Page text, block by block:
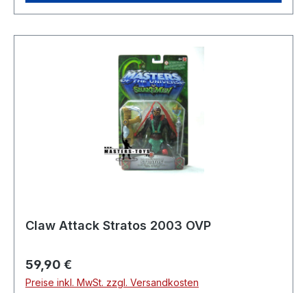
Claw Attack Stratos 2003 OVP
Regulärer Preis:
59,90 €
Preise inkl. MwSt. zzgl. Versandkosten